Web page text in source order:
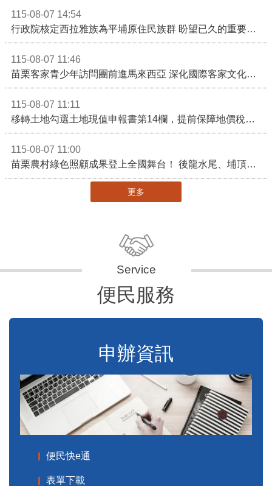
115-08-07 14:54
行政院核定西拉雅族為平埔原住民族群 盼望已久的重要時刻到來！8月13日起受理民族成員名冊登記
115-08-07 11:46
苗栗客家青少年訪問團前進馬來西亞 深化國際客家文化交流
115-08-07 11:11
移轉土地勾選土地現值申報書第14欄，提前保障地價稅節稅權益
115-08-07 11:00
苗栗農村綠色照顧成果登上全國舞台！ 後龍水尾、埔頂社區前進2026高齡健康產業博覽會
更多
便民服務
申辦資訊
便民快e通
表單下載